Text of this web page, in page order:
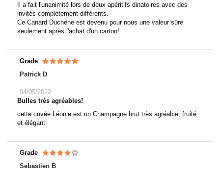
Il a fait l'unanimité lors de deux apéritifs dinatoires avec des
invités complètement différents.
Ce Canard Duchêne est devenu pour nous une valeur sûre
seulement après l'achat d'un carton!
Grade
Patrick D
04/05/2022
Bulles très agréables!
cette cuvée Léonie est un Champagne brut très agréable, fruité
et élégant.
Grade
Sebastien B